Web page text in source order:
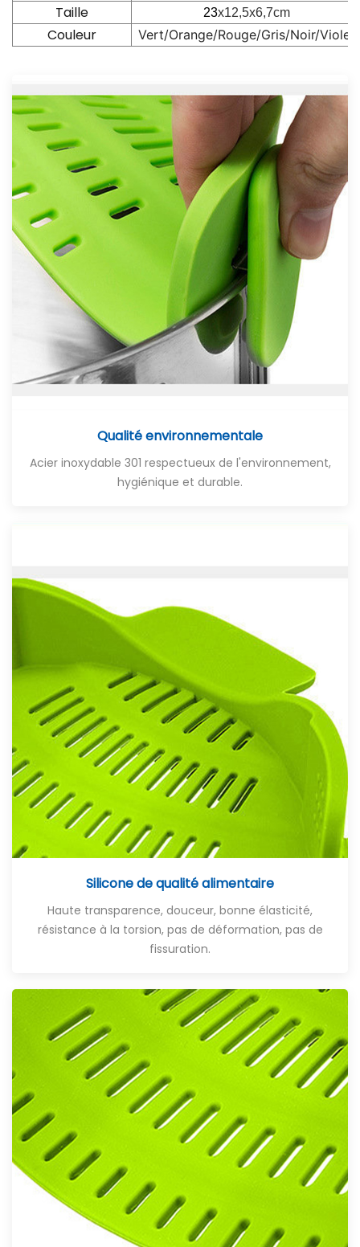
Taille 23x12,5x6,7cm
Couleur Vert/Orange/Rouge/Gris/Noir/Violet
Qualité environnementale
Acier inoxydable 301 respectueux de l'environnement,
hygiénique et durable.
Silicone de qualité alimentaire
Haute transparence, douceur, bonne élasticité,
résistance à la torsion, pas de déformation, pas de
fissuration.